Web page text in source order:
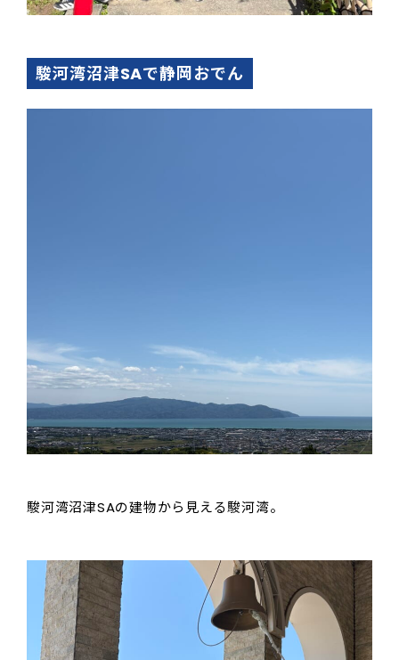
駿河湾沼津SAで静岡おでん
駿河湾沼津SAの建物から見える駿河湾。